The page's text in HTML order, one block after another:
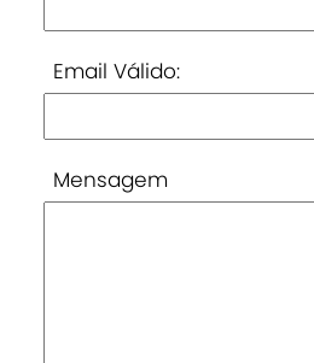
Email Válido:
Mensagem